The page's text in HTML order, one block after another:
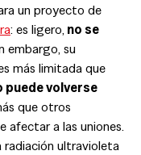
un proyecto de
: es ligero, no se
embargo, su
más limitada que
puede volverse
que otros
afectar a las uniones.
radiación ultravioleta